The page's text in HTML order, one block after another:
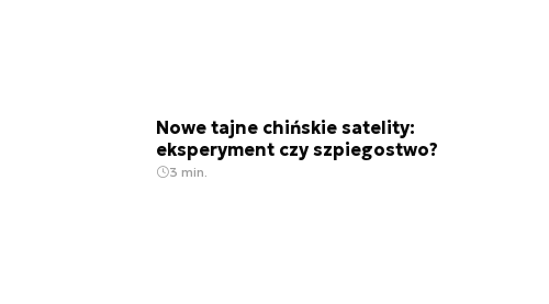
Nowe tajne chińskie satelity:
eksperyment czy szpiegostwo?
3 min.